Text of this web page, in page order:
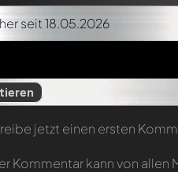
seit 18.05.2026
jetzt einen ersten
Kommentar kann von